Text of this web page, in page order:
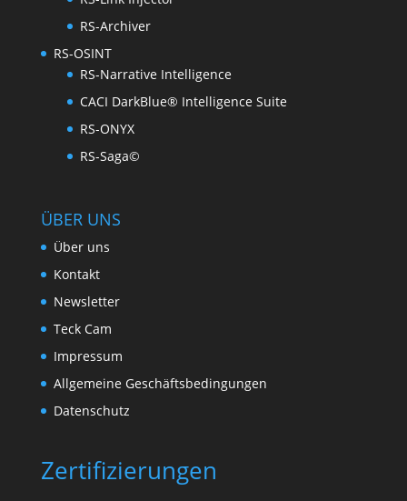
RS-Archiver
RS-OSINT
RS-Narrative Intelligence
CACI DarkBlue® Intelligence Suite
RS-ONYX
RS-Saga©
ÜBER UNS
Über uns
Kontakt
Newsletter
Teck Cam
Impressum
Allgemeine Geschäftsbedingungen
Datenschutz
Zertifizierungen